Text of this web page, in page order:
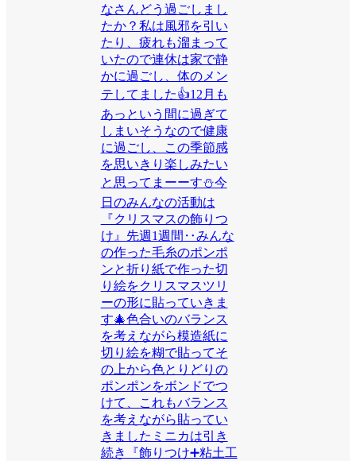
なさんどう過ごしまし
たか？私は風邪を引い
たり、疲れも溜まって
いたので連休は家で静
かに過ごし、体のメン
テしてました👍12月も
あっという間に過ぎて
しまいそうなので健康
に過ごし、この季節感
を思いきり楽しみたい
と思ってまーーす⛄️今
日のみんなの活動は
『クリスマスの飾りつ
け』先週1週間‥みんな
の作った毛糸のポンポ
ンと折り紙で作った切
り絵をクリスマスツリ
ーの形に貼っていきま
す🎄色合いのバランス
を考えながら模造紙に
切り絵を糊で貼ってそ
の上から色とりどりの
ポンポンをボンドでつ
けて、これもバランス
を考えながら貼ってい
きましたミニカは引き
続き『飾りつけ➕粘土工